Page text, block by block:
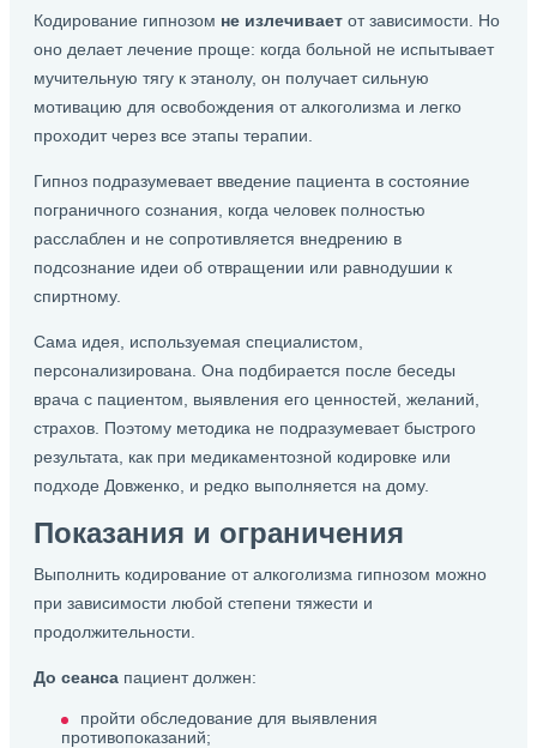
Кодирование гипнозом не излечивает от зависимости. Но
оно делает лечение проще: когда больной не испытывает
мучительную тягу к этанолу, он получает сильную
мотивацию для освобождения от алкоголизма и легко
проходит через все этапы терапии.
Гипноз подразумевает введение пациента в состояние
пограничного сознания, когда человек полностью
расслаблен и не сопротивляется внедрению в
подсознание идеи об отвращении или равнодушии к
спиртному.
Сама идея, используемая специалистом,
персонализирована. Она подбирается после беседы
врача с пациентом, выявления его ценностей, желаний,
страхов. Поэтому методика не подразумевает быстрого
результата, как при медикаментозной кодировке или
подходе Довженко, и редко выполняется на дому.
Показания и ограничения
Выполнить кодирование от алкоголизма гипнозом можно
при зависимости любой степени тяжести и
продолжительности.
До сеанса пациент должен:
пройти обследование для выявления
противопоказаний;